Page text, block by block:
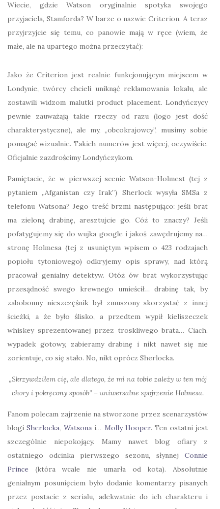
Wiecie, gdzie Watson oryginalnie spotyka swojego
przyjaciela, Stamforda? W barze o nazwie Criterion. A teraz
przyjrzyjcie się temu, co panowie mają w ręce (wiem, że
małe, ale na upartego można przeczytać):
Jako że Criterion jest realnie funkcjonującym miejscem w
Londynie, twórcy chcieli uniknąć reklamowania lokalu, ale
zostawili widzom malutki product placement. Londyńczycy
pewnie zauważają takie rzeczy od razu (logo jest dość
charakterystyczne), ale my, „obcokrajowcy”, musimy sobie
pomagać wizualnie. Takich numerów jest więcej, oczywiście.
Oficjalnie zazdrościmy Londyńczykom.
Pamiętacie, że w pierwszej scenie Watson-Holmest (tej z
pytaniem „Afganistan czy Irak”) Sherlock wysyła SMSa z
telefonu Watsona? Jego treść brzmi następująco: jeśli brat
ma zieloną drabinę, aresztujcie go. Cóż to znaczy? Jeśli
pofatygujemy się do wujka google i jakoś zawędrujemy na…
stronę Holmesa (tej z usuniętym wpisem o 423 rodzajach
popiołu tytoniowego) odkryjemy opis sprawy, nad którą
pracował genialny detektyw. Otóż ów brat wykorzystując
przesądność swego krewnego umieścił… drabinę tak, by
zabobonny nieszczęśnik był zmuszony skorzystać z innej
ścieżki, a że było ślisko, a przedtem wypił kieliszeczek
whiskey sprezentowanej przez troskliwego brata… Ciach,
wypadek gotowy, zabieramy drabinę i nikt nawet się nie
zorientuje, co się stało. No, nikt oprócz Sherlocka.
„Skrzywdziłem cię, ale dlatego, że mi na tobie zależy w ten mój
chory i pokręcony sposób”– uniwersalne spojrzenie Holmesa.
Fanom polecam zajrzenie na stworzone przez scenarzystów
blogiSherlocka, Watsonai… Molly Hooper. Ten ostatni jest
szczególnie niepokojący. Mamy nawet blog ofiary z
ostatniego odcinka pierwszego sezonu, słynnej Connie
Prince (która wcale nie umarła od kota). Absolutnie
genialnym posunięciem było dodanie komentarzy pisanych
przez postacie z serialu, adekwatnie do ich charakteru i